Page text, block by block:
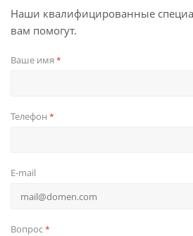
Наши квалифицированные
вам помогут.
Ваше имя *
Телефон *
E-mail
Вопрос*